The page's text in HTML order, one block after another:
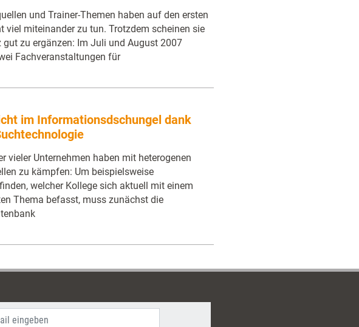
und Trainer-Themen haben auf den ersten
viel miteinander zu tun. Trotzdem scheinen sie
gut zu ergänzen: Im Juli und August 2007
Fachveranstaltungen für
im Informationsdschungel dank
vieler Unternehmen haben mit heterogenen
zu kämpfen: Um beispielsweise
welcher Kollege sich aktuell mit einem
Thema befasst, muss zunächst die